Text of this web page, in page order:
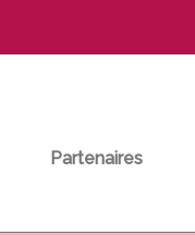
Partenaires